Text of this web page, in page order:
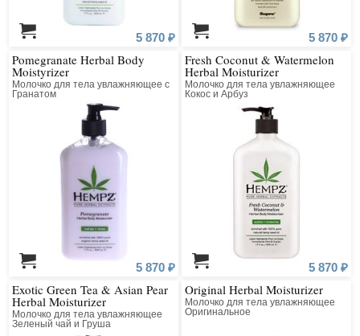
5 870 ₽ 5 870 ₽
Pomegranate Herbal Body
Moistyrizer
Молочко для тела увлажняющее с
Гранатом
5 870 ₽
Fresh Coconut & Watermelon
Herbal Moisturizer
Молочко для тела увлажняющее
Кокос и Арбуз
5 870 ₽
Exotic Green Tea & Asian Pear
Herbal Moisturizer
Молочко для тела увлажняющее
Зеленый чай и Груша
Original Herbal Moisturizer
Молочко для тела увлажняющее
Оригинальное